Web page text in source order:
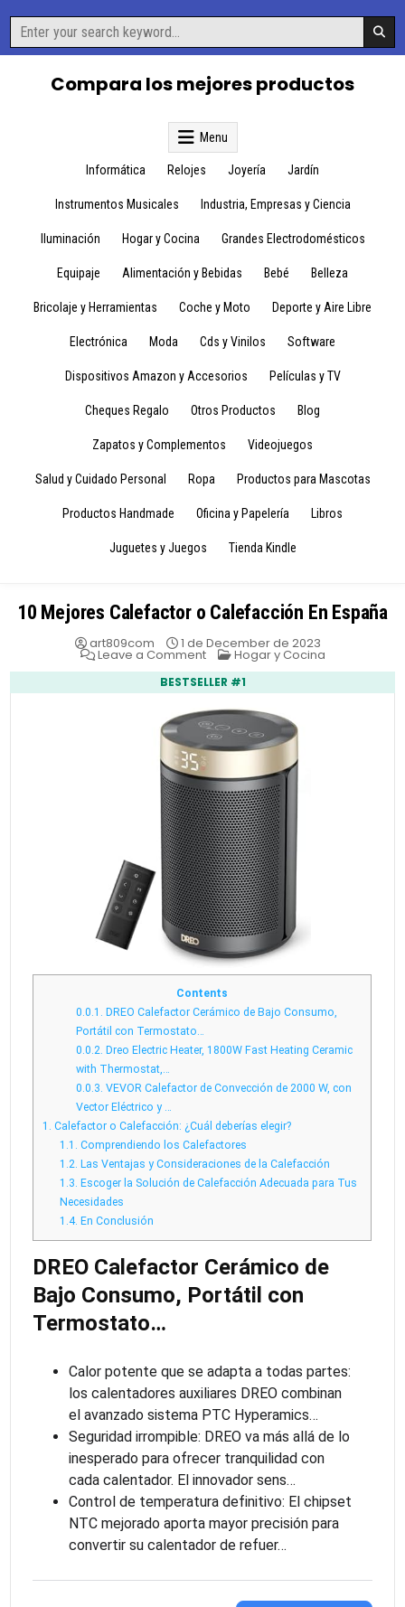
content
Search
for:
Compara los mejores productos
Menu
Informática Relojes Joyería Jardín
Instrumentos Musicales Industria, Empresas y Ciencia
Iluminación Hogar y Cocina Grandes Electrodomésticos
Equipaje Alimentación y Bebidas Bebé Belleza
Bricolaje y Herramientas Coche y Moto Deporte y Aire Libre
Electrónica Moda Cds y Vinilos Software
Dispositivos Amazon y Accesorios Películas y TV
Cheques Regalo Otros Productos Blog
Zapatos y Complementos Videojuegos
Salud y Cuidado Personal Ropa Productos para Mascotas
Productos Handmade Oficina y Papelería Libros
Juguetes y Juegos Tienda Kindle
10 Mejores Calefactor o Calefacción En España
art809com 1 de December de 2023
Leave a Commenton
Mejores
Calefactor
Calefacción
En
España
Posted
Hogar y Cocina
BESTSELLER #1
Contents
0.0.1.
DREO Calefactor Cerámico de Bajo Consumo,
Portátil con Termostato…
0.0.2. Dreo Electric Heater, 1800W Fast Heating Ceramic
with Thermostat,…
0.0.3. VEVOR Calefactor de Convección de 2000 W, con
Vector Eléctrico y …
1.
Calefactor o Calefacción: ¿Cuál deberías elegir?
1.1.
Comprendiendo los Calefactores
1.2. Las Ventajas y Consideraciones de la Calefacción
1.3. Escoger la Solución de Calefacción Adecuada para Tus
Necesidades
1.4. En Conclusión
DREO Calefactor Cerámico de
Bajo Consumo, Portátil con
Termostato…
Calor potente que se adapta a todas partes:
los calentadores auxiliares DREO combinan
el avanzado sistema PTC Hyperamics…
Seguridad irrompible: DREO va más allá de lo
inesperado para ofrecer tranquilidad con
cada calentador. El innovador sens…
Control de temperatura definitivo: El chipset
NTC mejorado aporta mayor precisión para
convertir su calentador de refuer…